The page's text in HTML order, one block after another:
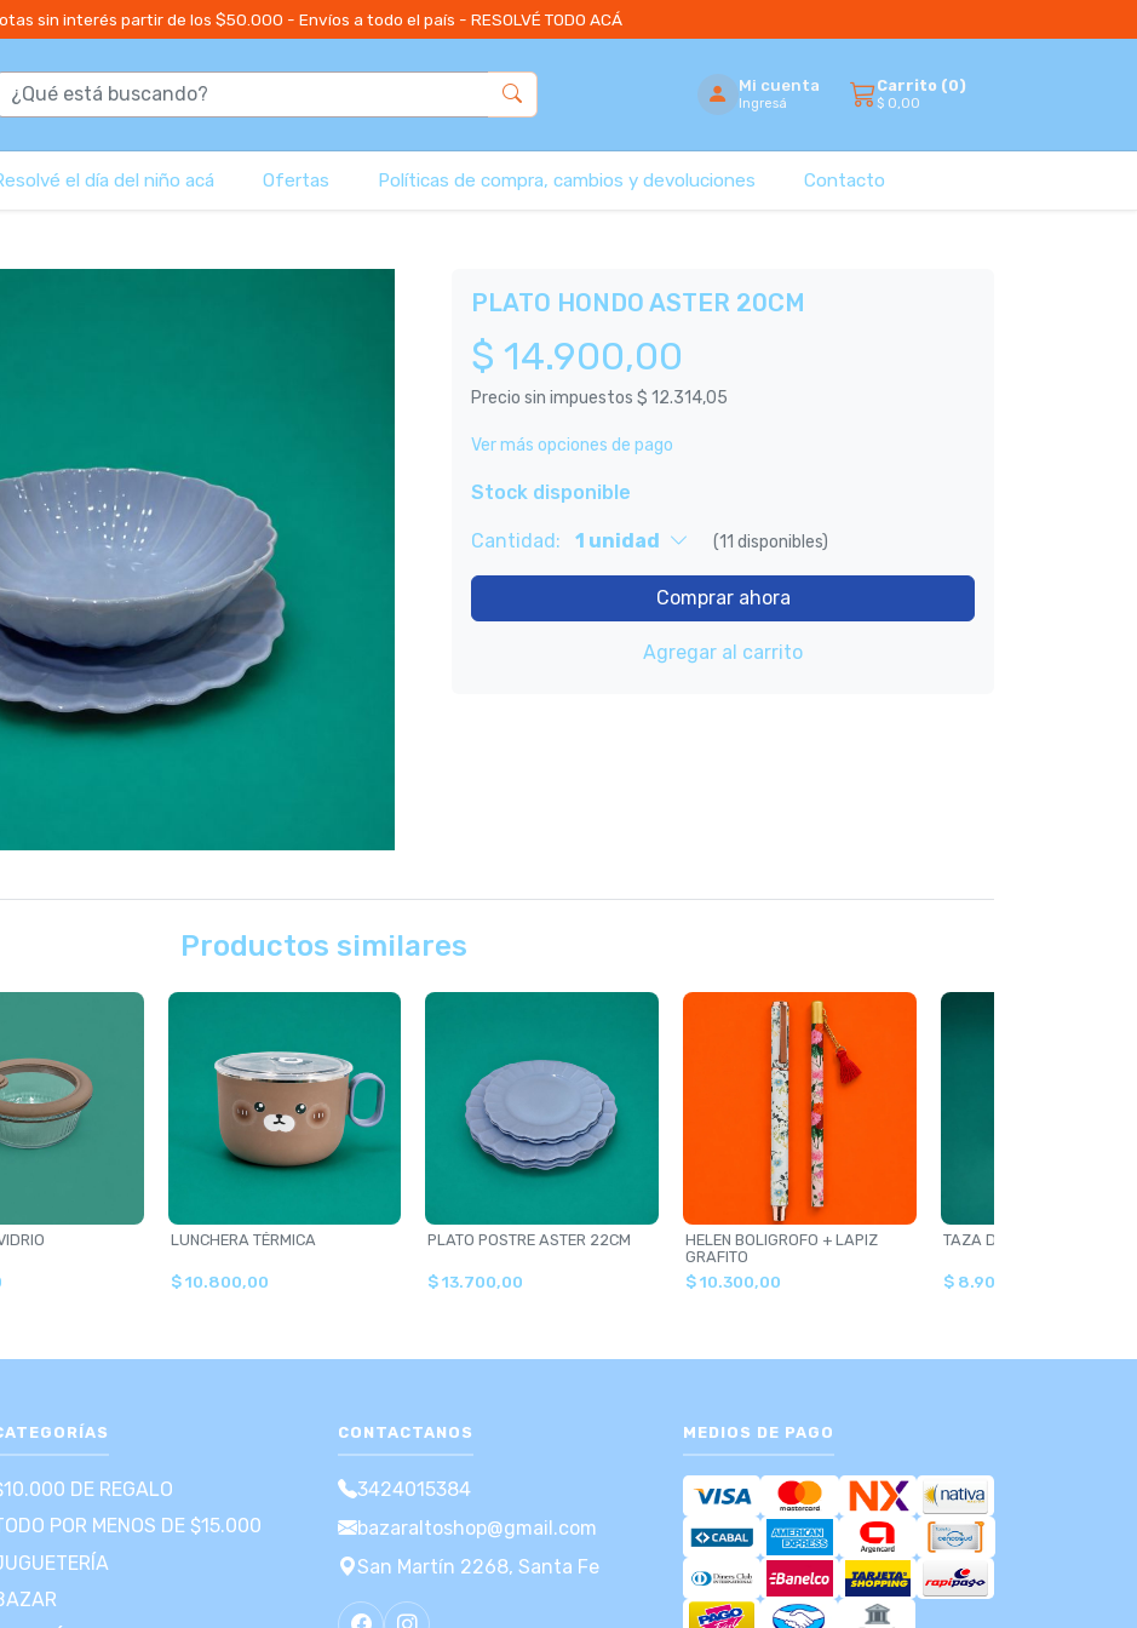
sin interés partir de los $50.000 - Envíos a todo el país - RESOLVÉ TODO ACÁ
Mi cuenta
Ingresá
Carrito (0)
$ 0,00
el día del niño acá Ofertas Políticas de compra, cambios y devoluciones Contacto
PLATO HONDO ASTER 20CM
$ 14.900,00
Precio sin impuestos$ 12.314,05
Ver más opciones de pago
Stock disponible
Cantidad: 1 unidad (11 disponibles)
Comprar ahora
Agregar al carrito
Productos similares
LUNCHERA TÉRMICA
$ 10.800,00
PLATO POSTRE ASTER 22CM
$ 13.700,00
HELEN BOLIGROFO + LAPIZ
GRAFITO
$ 10.300,00
TAZA DE VIDRIO
$ 8.900,00
DE REGALO
POR MENOS DE $15.000
CONTACTANOS
3424015384
bazaraltoshop@gmail.com
San Martín 2268, Santa Fe
MEDIOS DE PAGO